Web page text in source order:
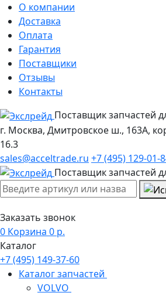
О компании
Доставка
Оплата
Гарантия
Поставщики
Отзывы
Контакты
Поставщик запчастей
г. Москва, Дмитровское ш., 163А,
16.3
sales@acceltrade.ru +7 (495) 129-01-
Поставщик запчастей
Заказать звонок
0 Корзина 0 р.
Каталог
+7 (495) 149-37-60
Каталог запчастей
VOLVO